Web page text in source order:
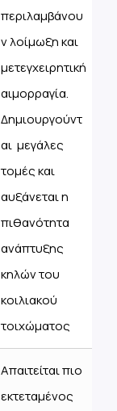
περιλαμβάνου
ν λοίμωξη και
μετεγχειρητική
αιμορραγία.
Δημιουργούντ
αι μεγάλες
τομές και
αυξάνεται η
πιθανότητα
ανάπτυξης
κηλών του
κοιλιακού
τοιχώματος
Απαιτείται πιο
εκτεταμένος